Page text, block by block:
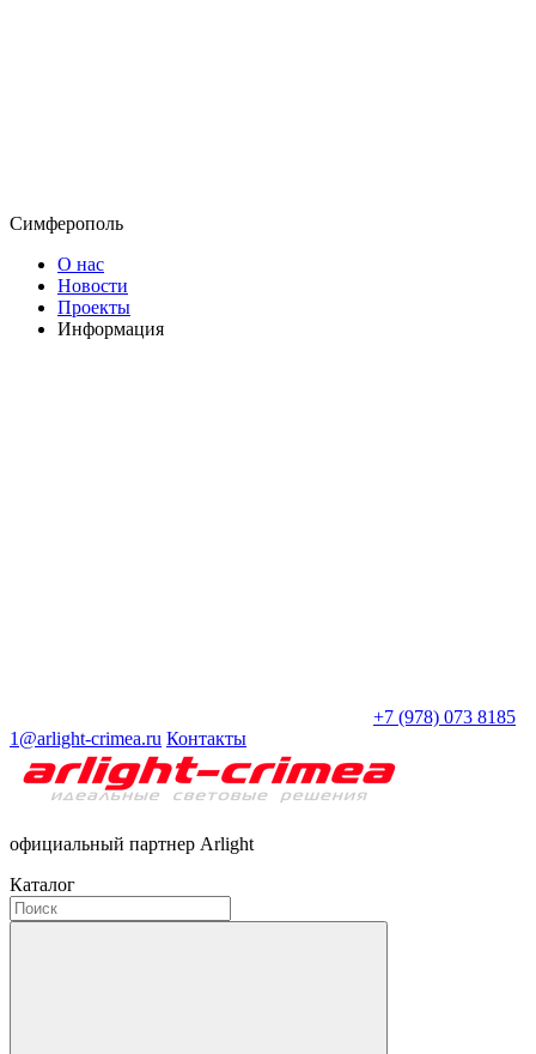
Симферополь
О нас
Новости
Проекты
Информация
+7 (978) 073 8185
1@arlight-crimea.ru Контакты
официальный партнер Arlight
Каталог